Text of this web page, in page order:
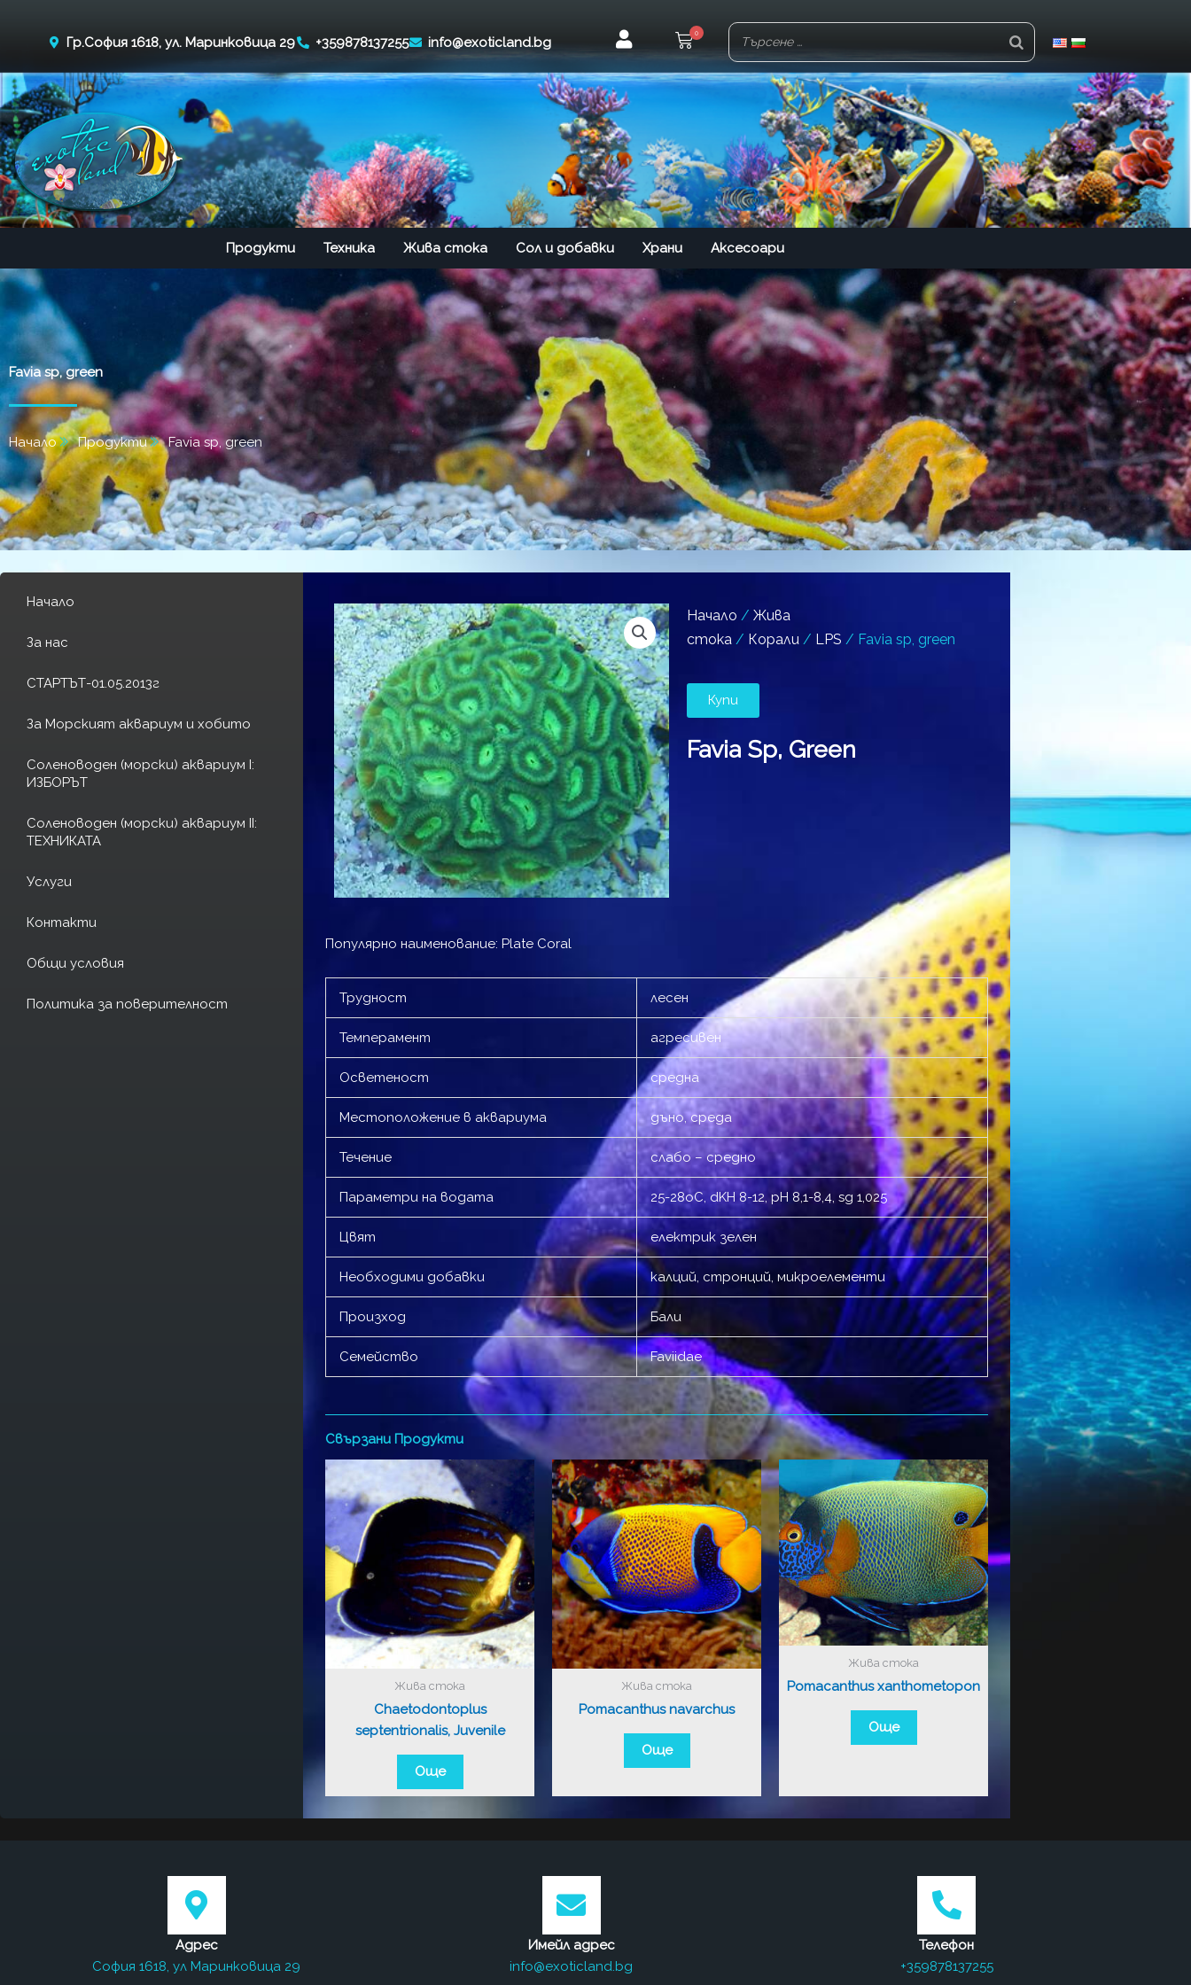
Гр.София 1618, ул. Маринковица 29 +359878137255 info@exoticland.bg
0
Продукти Техника Жива стока Сол и добавки Храни Аксесоари
Favia sp, green
Начало Продукти Favia sp, green
Начало
За нас
СТАРТЪТ-01.05.2013г
За Морският аквариум и хобито
Соленоводен (морски) аквариум I:
ИЗБОРЪТ
Соленоводен (морски) аквариум II:
ТЕХНИКАТА
Услуги
Контакти
Общи условия
Политика за поверителност
Начало / Жива
стока/ Корали / LPS / Favia sp, green
Купи
Favia Sp, Green
Популярно наименование: Plate Coral
Трудност лесен
Темперамент агресивен
Осветеност средна
Местоположение в аквариума дъно, среда
Течение слабо – средно
Параметри на водата 25-28оC, dKH 8-12, pH 8,1-8,4, sg 1,025
Цвят електрик зелен
Необходими добавки калций, стронций, микроелементи
Произход Бали
Семейство Faviidae
Свързани Продукти
Жива стока
Chaetodontoplus
septentrionalis, Juvenile
Още
Жива стока
Pomacanthus navarchus
Още
Жива стока
Pomacanthus xanthometopon
Още
Адрес
София 1618, ул Маринковица 29
Имейл адрес
info@exoticland.bg
Телефон
+359878137255